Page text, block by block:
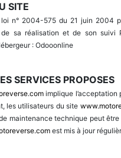
SITE
n° 2004-575 du 21 juin 2004
sa réalisation et de son suivi
: Odooonline
SERVICES PROPOSES
implique
les utilisateurs du site
maintenance technique peut
est mis à jour